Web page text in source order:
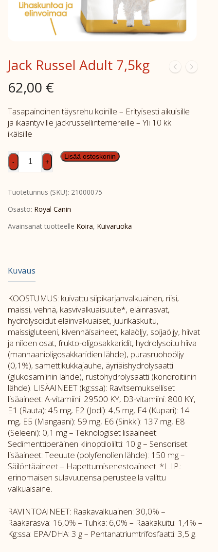
Jack Russel Adult 7,5kg
62,00 €
Tasapainoinen täysrehu koirille – Erityisesti aikuisille
ja ikääntyville jackrussellinterriereille – Yli 10 kk
ikäisille
Jack
Russel
7,5kg
määrä
- +
Lisää ostoskoriin
Tuotetunnus (SKU): 21000075
Osasto: Royal Canin
Avainsanat tuotteelle Koira, Kuivaruoka
Kuvaus
KOOSTUMUS: kuivattu siipikarjanvalkuainen, riisi,
maissi, vehnä, kasvivalkuaisuute*, eläinrasvat,
hydrolysoidut eläinvalkuaiset, juurikaskuitu,
maissigluteeni, kivennäisaineet, kalaöljy, soijaöljy, hiivat
ja niiden osat, frukto-oligosakkaridit, hydrolysoitu hiiva
(mannaanioligosakkaridien lähde), purasruohoöljy
(0,1%), samettikukkajauhe, äyriäishydrolysaatti
(glukosamiinin lähde), rustohydrolysaatti (kondroitiinin
lähde). LISÄAINEET (kg:ssa): Ravitsemukselliset
lisäaineet: A-vitamiini: 29500 KY, D3-vitamiini: 800 KY,
E1 (Rauta): 45 mg, E2 (Jodi): 4,5 mg, E4 (Kupari): 14
mg, E5 (Mangaani): 59 mg, E6 (Sinkki): 137 mg, E8
(Seleeni): 0,1 mg – Teknologiset lisäaineet:
Sedimenttiperäinen klinoptiloliitti: 10 g – Sensoriset
lisäaineet: Teeuute (polyfenolien lähde): 150 mg –
Säilöntäaineet – Hapettumisenestoaineet. *L.I.P.:
erinomaisen sulavuutensa perusteella valittu
valkuaisaine.
RAVINTOAINEET: Raakavalkuainen: 30,0% –
Raakarasva: 16,0% – Tuhka: 6,0% – Raakakuitu: 1,4% –
Kg:ssa: EPA/DHA: 3 g – Pentanatriumtrifosfaatti: 3,5 g.